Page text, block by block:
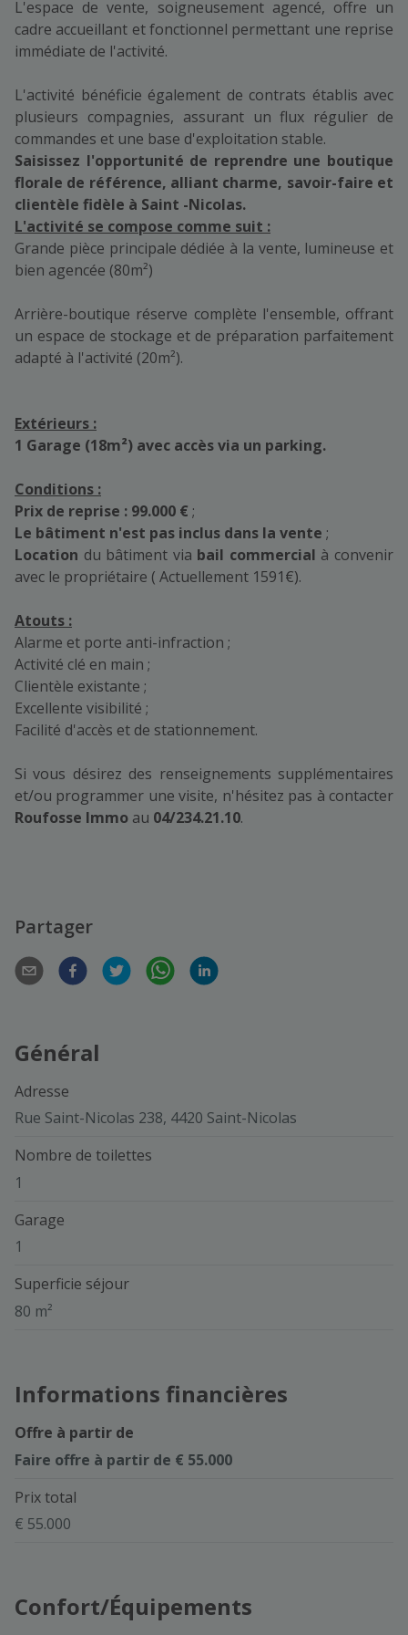
L'espace de vente, soigneusement agencé, offre un
cadre accueillant et fonctionnel permettant une reprise
immédiate de l'activité.
L'activité bénéficie également de contrats établis avec
plusieurs compagnies, assurant un flux régulier de
commandes et une base d'exploitation stable.
Saisissez l'opportunité de reprendre une boutique
florale de référence, alliant charme, savoir-faire et
clientèle fidèle à Saint -Nicolas.
L'activité se compose comme suit :
Grande pièce principale dédiée à la vente, lumineuse et
bien agencée (80m²)
Arrière-boutique réserve complète l'ensemble, offrant
un espace de stockage et de préparation parfaitement
adapté à l'activité (20m²).
Extérieurs :
1 Garage (18m²) avec accès via un parking.
Conditions :
Prix de reprise : 99.000 € ;
Le bâtiment n'est pas inclus dans la vente ;
Location du bâtiment via bail commercial à convenir
avec le propriétaire ( Actuellement 1591€).
Atouts :
Alarme et porte anti-infraction ;
Activité clé en main ;
Clientèle existante ;
Excellente visibilité ;
Facilité d'accès et de stationnement.
Si vous désirez des renseignements supplémentaires
et/ou programmer une visite, n'hésitez pas à contacter
Roufosse Immo au 04/234.21.10.
Partager
Général
Adresse
Rue Saint-Nicolas 238, 4420 Saint-Nicolas
Nombre de toilettes
1
Garage
1
Superficie séjour
80 m²
Informations financières
Offre à partir de
Faire offre à partir de € 55.000
Prix total
€ 55.000
Confort/Équipements